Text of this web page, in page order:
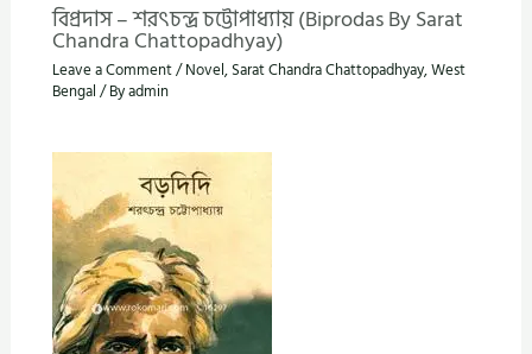
বিপ্রদাস – শরৎচন্দ্র চট্টোপাধ্যায় (Biprodas By Sarat
Chandra Chattopadhyay)
Leave a Comment/Novel, Sarat Chandra Chattopadhyay,West
Bengal / Byadmin